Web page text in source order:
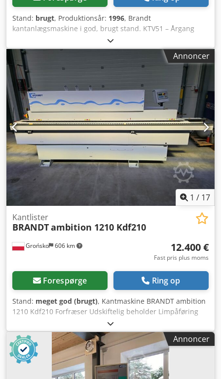
Stand: brugt, Produktionsår: 1996, Brandt
kantanlægsmaskine i god, brugt stand. KTV51 – Årgang
1996 Maskinen er blevet købt brugt og kun anvendt
lejlighedsvis. Maskinen sælges i forbindelse med
lukningen af vores snedkeri. Afhentningspris – levering
kan arrangeres efter aftale. Cedpfxezpflns Ahhsrf Salg sker
med fraskrivelse af ansvar for materielle fejl. Ansvaret for
forsæt, grov uagtsomhed samt skader som følge af skade
på liv, legeme eller helbred forbliver uændret. Krav
vedrørende forsætligt skjulte fejl forbliver ligeledes
uændret. Efter aftale er det muligt at besigtige maskinen.
Fastlagt besigtigelse den 18.07. eller 01.08. fra kl. 10-14 i
vores virksomhed i Stemwede.
Annoncer
1 / 17
Grońsko 606 km
Kantlister
BRANDTambition 1210 Kdf210
12.400 €
Fast pris plus moms
Forespørge Ring op
Stand: meget god (brugt), Kantmaskine BRANDT ambition
1210 Kdf210 Forfræser Udskiftelig beholder Limpåføring
med valse Pneumatisk forsnitningsgilotine Trykruller
Afskæringsværktøj Fræseenhed op/ned R1-R2
Profilslibeværk Fladslibeværk Maks. højde på emnet 60 mm
Maks. tykkelse på kantbånd på rulle 3 mm Fremføring 11
m/min Cjdpfezqz Rpjx Ahhsrf Maskinens længde 370 cm
Tilslutningseffekt ca. 9 kW Maskinen er kontrolleret og klar
Annoncer